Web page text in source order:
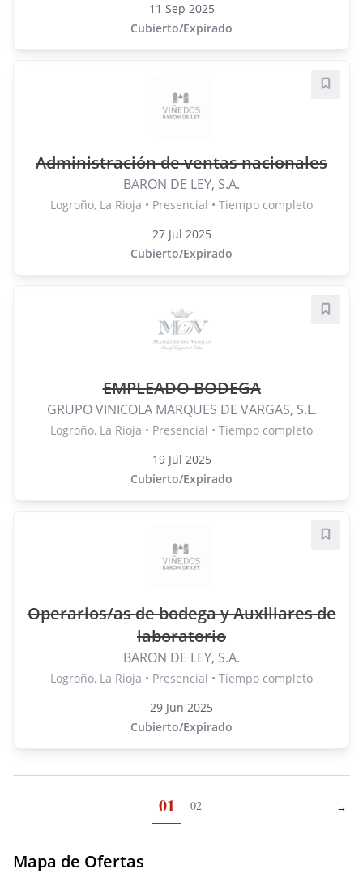
11 Sep 2025
Cubierto/Expirado
Administración de ventas nacionales
BARON DE LEY, S.A.
Logroño, La Rioja • Presencial • Tiempo completo
27 Jul 2025
Cubierto/Expirado
EMPLEADO BODEGA
GRUPO VINICOLA MARQUES DE VARGAS, S.L.
Logroño, La Rioja • Presencial • Tiempo completo
19 Jul 2025
Cubierto/Expirado
Operarios/as de bodega y Auxiliares de
laboratorio
BARON DE LEY, S.A.
Logroño, La Rioja • Presencial • Tiempo completo
29 Jun 2025
Cubierto/Expirado
01 02 →
Mapa de Ofertas